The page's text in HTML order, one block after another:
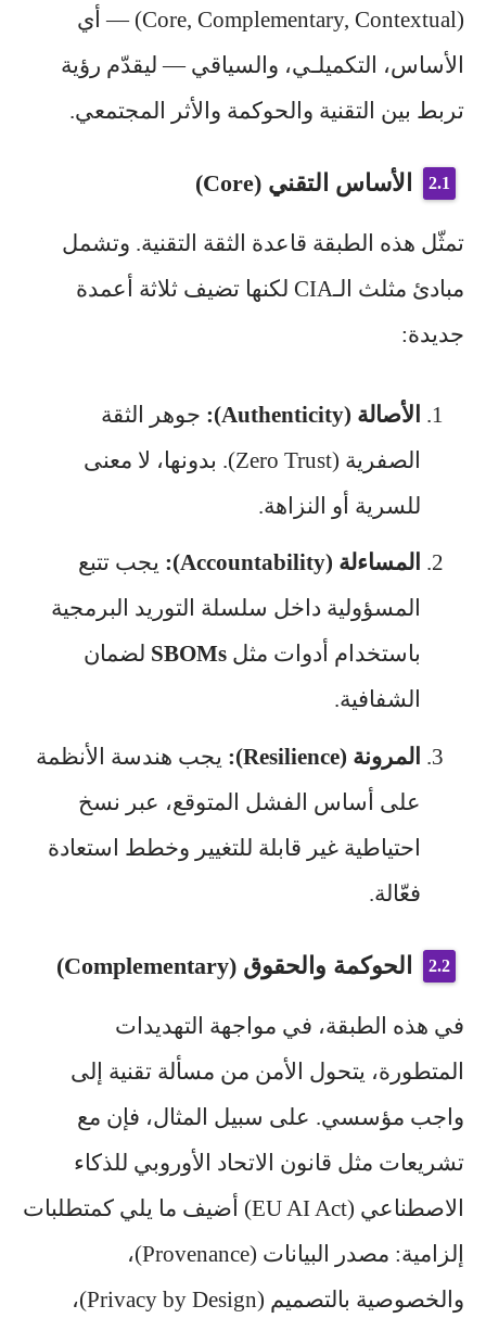
(Core, Complementary, Contextual) — أي
الأساس، التكميلـي، والسياقي — ليقدّم رؤية
تربط بين التقنية والحوكمة والأثر المجتمعي.
الأساس التقني (Core)
تمثّل هذه الطبقة قاعدة الثقة التقنية. وتشمل
مبادئ مثلث الـCIA لكنها تضيف ثلاثة أعمدة
جديدة:
الأصالة (Authenticity):
جوهر الثقة
الصفرية (Zero Trust). بدونها، لا معنى
للسرية أو النزاهة.
المساءلة (Accountability):
يجب تتبع
المسؤولية داخل سلسلة التوريد البرمجية
باستخدام أدوات مثل SBOMs لضمان
الشفافية.
المرونة (Resilience):
يجب هندسة الأنظمة
على أساس الفشل المتوقع، عبر نسخ
احتياطية غير قابلة للتغيير وخطط استعادة
فعّالة.
الحوكمة والحقوق (Complementary)
في هذه الطبقة، في مواجهة التهديدات
المتطورة، يتحول الأمن من مسألة تقنية إلى
واجب مؤسسي. على سبيل المثال، فإن مع
تشريعات مثل قانون الاتحاد الأوروبي للذكاء
الاصطناعي (EU AI Act) أضيف ما يلي كمتطلبات
إلزامية: مصدر البيانات (Provenance)،
والخصوصية بالتصميم (Privacy by Design)،